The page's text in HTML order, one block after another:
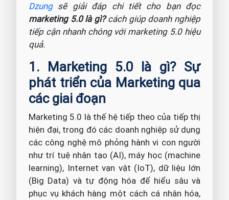
Dzungsẽ giải đáp chi tiết cho bạn đọc
marketing 5.0 là gì?cách giúp doanh nghiệp
tiếp cận nhanh chóng với marketing 5.0 hiệu
quả.
1. Marketing 5.0 là gì? Sự
phát triển của Marketing qua
các giai đoạn
Marketing 5.0 là thế hệ tiếp theo của tiếp thị
hiện đại, trong đó các doanh nghiệp sử dụng
các công nghệ mô phỏng hành vi con người
như trí tuệ nhân tạo (AI), máy học (machine
learning), Internet vạn vật (IoT), dữ liệu lớn
(Big Data) và tự động hóa để hiểu sâu và
phục vụ khách hàng một cách cá nhân hóa,